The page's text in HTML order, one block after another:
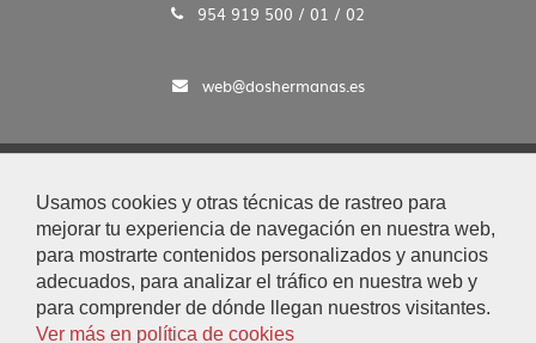
Usamos cookies y otras técnicas de rastreo para
mejorar tu experiencia de navegación en nuestra web,
para mostrarte contenidos personalizados y anuncios
adecuados, para analizar el tráfico en nuestra web y
para comprender de dónde llegan nuestros visitantes.
Ver más en política de cookies
954 919 500 / 01 / 02
web@doshermanas.es
Aviso Legal y Protección de Datos
|
Mapa Web
|
Accesibilidad
|